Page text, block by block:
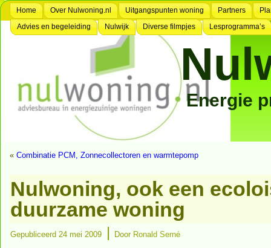
Home Over Nulwoning.nl Uitgangspunten woning Partners
Advies en begeleiding
Nulwijk Diverse filmpjes Lesprogramma’s
Energie
« Combinatie PCM, Zonnecollectoren en warmtepomp
Nulwoning, ook een
duurzame woning
Gepubliceerd 24 mei 2009 | Door Ronald Serné